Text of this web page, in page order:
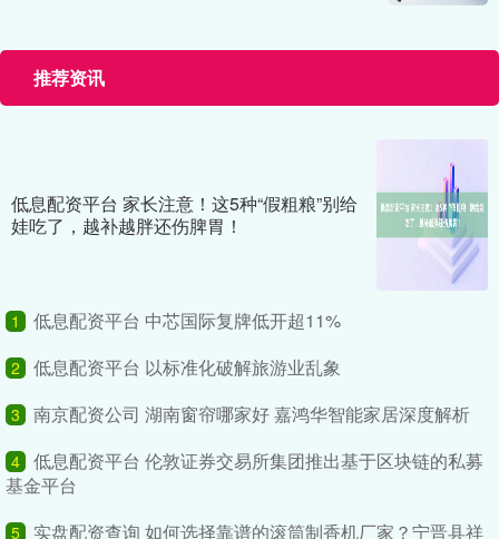
推荐资讯
低息配资平台 家长注意！这5种“假粗粮”别给
娃吃了，越补越胖还伤脾胃！
1 低息配资平台 中芯国际复牌低开超11%
2 低息配资平台 以标准化破解旅游业乱象
3 南京配资公司 湖南窗帘哪家好 嘉鸿华智能家居深度解析
4 低息配资平台 伦敦证券交易所集团推出基于区块链的私募
基金平台
5 实盘配资查询 如何选择靠谱的滚筒制香机厂家？宁晋县祥